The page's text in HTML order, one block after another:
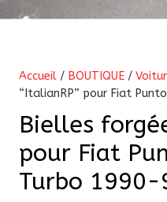
Accueil / BOUTIQUE /
“ItalianRP” pour Fiat
Bielles
pour Fiat
Turbo 1990-